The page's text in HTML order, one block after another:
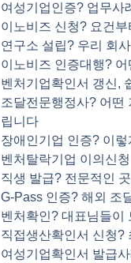
여성기업인증? 업무사
이노비즈 신청? 요건
연구소 설립? 우리 회
이노비즈 인증대행?
벤처기업확인서 갱신,
조달전문행정사? 어떤
립니다
장애인기업 인증? 이
벤처탈락기업 이의신청
직생 발급? 전문적인
G-Pass 인증? 해외 조
벤처확인? 대표님들이
직접생산확인서 신청?
여성기업확인서 발급